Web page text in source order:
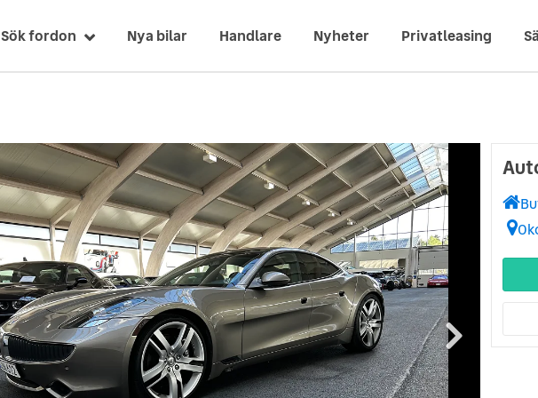
Sök fordon Nya bilar Handlare Nyheter Privatleasing